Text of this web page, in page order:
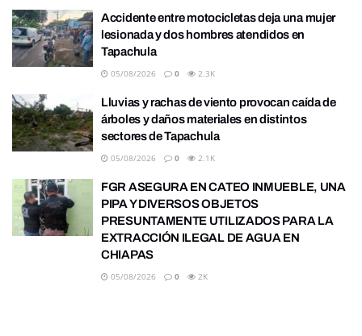
Accidente entre motocicletas deja una mujer
lesionada y dos hombres atendidos en
Tapachula
05/08/2026 0 2.3K
Lluvias y rachas de viento provocan caída de
árboles y daños materiales en distintos
sectores de Tapachula
05/08/2026 0 2.1K
FGR ASEGURA EN CATEO INMUEBLE, UNA
PIPA Y DIVERSOS OBJETOS
PRESUNTAMENTE UTILIZADOS PARA LA
EXTRACCIÓN ILEGAL DE AGUA EN
CHIAPAS
05/08/2026 0 2K